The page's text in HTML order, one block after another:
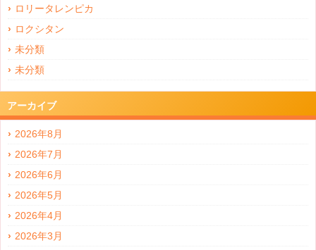
ロリータレンピカ
ロクシタン
未分類
未分類
アーカイブ
2026年8月
2026年7月
2026年6月
2026年5月
2026年4月
2026年3月